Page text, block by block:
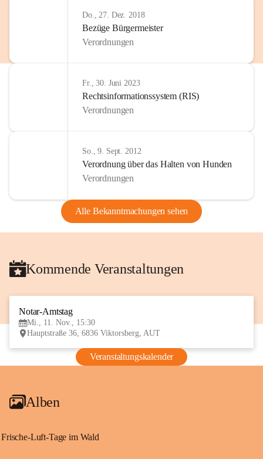
Do., 27. Dez. 2018
Bezüge Bürgermeister
Verordnungen
Fr., 30. Juni 2023
Rechtsinformationssystem (RIS)
Verordnungen
So., 9. Sept. 2012
Verordnung über das Halten von Hunden
Verordnungen
Alle Bekanntmachungen sehen
Kommende Veranstaltungen
Notar-Amtstag
Mi., 11. Nov., 15:30
Hauptstraße 36, 6836 Viktorsberg, AUT
Veranstaltungskalender
Alben
Frische-Luft-Tage im Wald